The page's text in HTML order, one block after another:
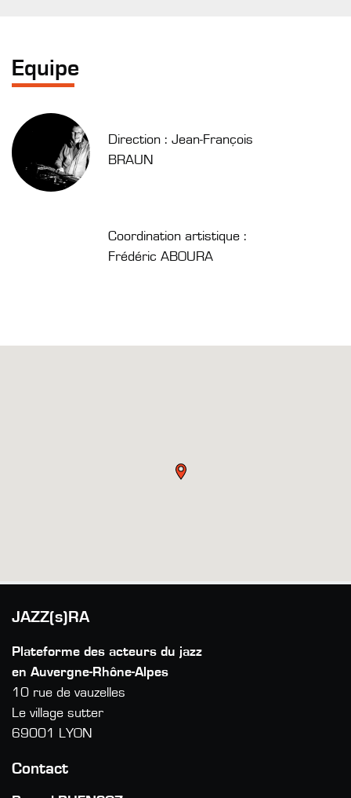
Equipe
Direction : Jean-François
BRAUN
Coordination artistique :
Frédéric ABOURA
JAZZ(s)RA
Plateforme des acteurs du jazz
en Auvergne-Rhône-Alpes
10 rue de vauzelles
Le village sutter
69001 LYON
Contact